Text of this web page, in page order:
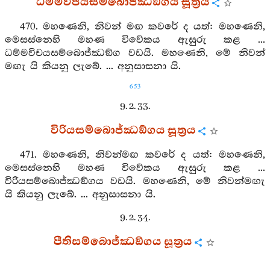
470. මහණෙනි, නිවන් මඟ කවරේ ද යත්: මහණෙනි,
මෙසස්නෙහි මහණ විවේකය ඇසුරු කළ ...
ධම්මවිචයසම්බොජ්ඣඞ්ග වඩයි. මහණෙනි, මේ නිවන්
මඟැ යි කියනු ලැබේ. ... අනුසාසනා යි.
653
9. 2. 33.
විරියසම්බොජ්ඣඞ්ගය සූත්‍රය
471. මහණෙනි, නිවන්මඟ කවරේ ද යත්: මහණෙනි,
මෙසස්නෙහි මහණ විවේකය ඇසුරු කළ ...
විරියසම්බොජ්ඣඞ්ගය වඩයි. මහණෙනි, මේ නිවන්මඟැ
යි කියනු ලැබේ. ... අනුසාසනා යි.
9. 2. 34.
පීතිසම්බොජ්ඣඞ්ගය සූත්‍රය